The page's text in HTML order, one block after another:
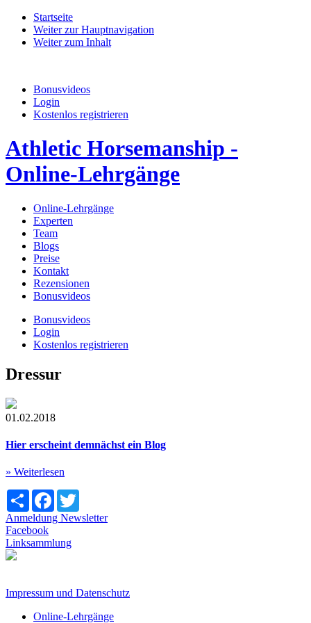
Startseite
Weiter zur Hauptnavigation
Weiter zum Inhalt
Bonusvideos
Login
Kostenlos registrieren
Athletic Horsemanship -
Online-Lehrgänge
Online-Lehrgänge
Experten
Team
Blogs
Preise
Kontakt
Rezensionen
Bonusvideos
Bonusvideos
Login
Kostenlos registrieren
Dressur
01.02.2018
Hier erscheint demnächst ein Blog
» Weiterlesen
Share Facebook
Anmeldung Newsletter
Facebook
Linksammlung
Impressum und Datenschutz
Online-Lehrgänge